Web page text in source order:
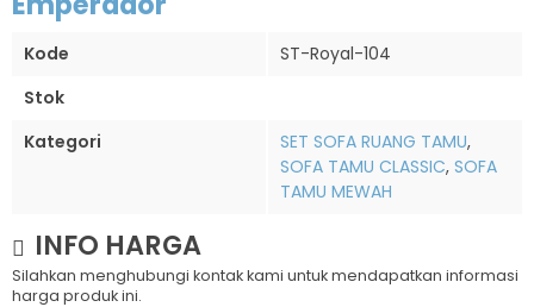
Kode
ST-Royal-104
Stok
Kategori
SET SOFA RUANG TAMU,
SOFA TAMU CLASSIC, SOFA
TAMU MEWAH
INFO HARGA
Silahkan menghubungi kontak kami untuk mendapatkan informasi
harga produk ini.